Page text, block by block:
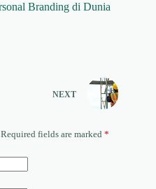
Branding di Dunia
NEXT
Required fields are marked *